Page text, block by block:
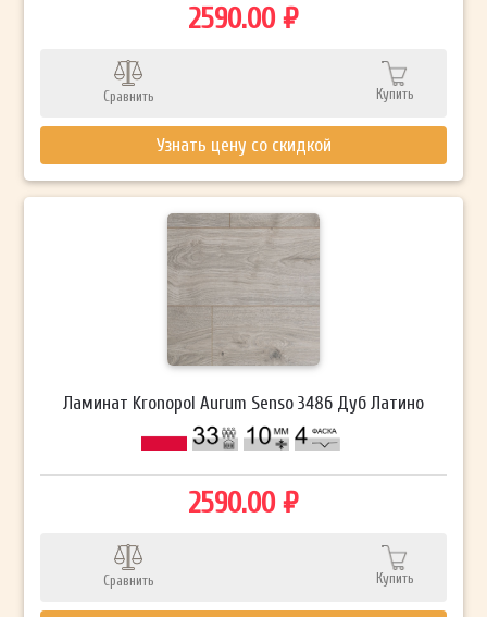
2590.00 ₽
Сравнить Купить
Узнать цену со скидкой
Ламинат Kronopol Aurum Senso 3486 Дуб Латино
2590.00 ₽
Сравнить Купить